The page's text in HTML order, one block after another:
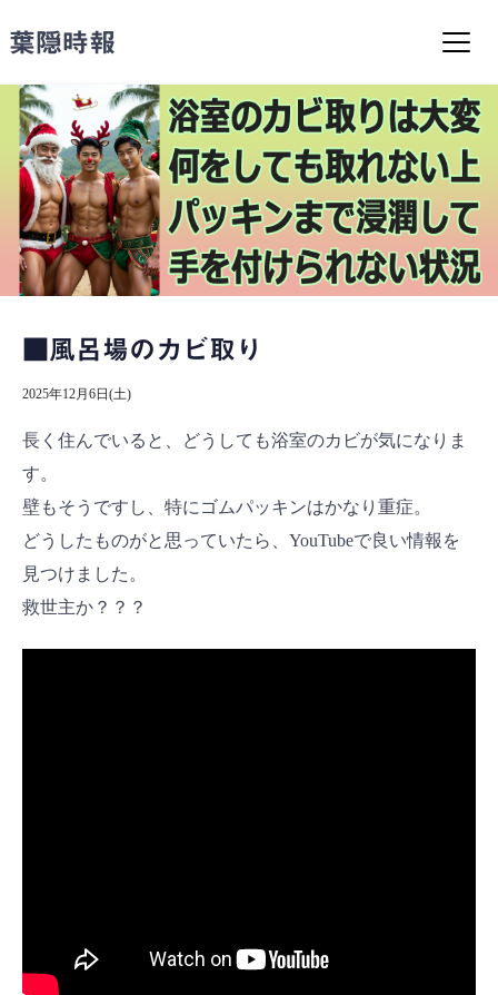
ン葉隠時報
■風呂場のカビ取り
2025年12月6日(土)
長く住んでいると、どうしても浴室のカビが気になりま
す。
壁もそうですし、特にゴムパッキンはかなり重症。
どうしたものがと思っていたら、YouTubeで良い情報を
見つけました。
救世主か？？？